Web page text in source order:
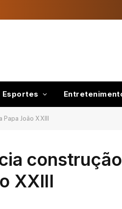
Esportes
João XXIII
XXIII